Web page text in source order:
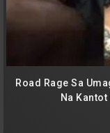
Road Rage Sa
Na